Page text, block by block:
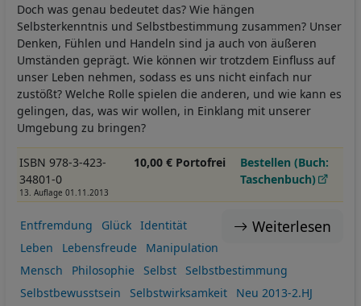
Doch was genau bedeutet das? Wie hängen
Selbsterkenntnis und Selbstbestimmung zusammen? Unser
Denken, Fühlen und Handeln sind ja auch von äußeren
Umständen geprägt. Wie können wir trotzdem Einfluss auf
unser Leben nehmen, sodass es uns nicht einfach nur
zustößt? Welche Rolle spielen die anderen, und wie kann es
gelingen, das, was wir wollen, in Einklang mit unserer
Umgebung zu bringen?
ISBN 978-3-423-
34801-0
13. Auflage 01.11.2013
10,00 € Portofrei
Bestellen (Buch:
Taschenbuch)
Weiterlesen
Entfremdung Glück
Identität
Leben
Lebensfreude
Manipulation
Mensch
Philosophie Selbst
Selbstbestimmung
Selbstbewusstsein
Selbstwirksamkeit
Neu 2013-2.HJ